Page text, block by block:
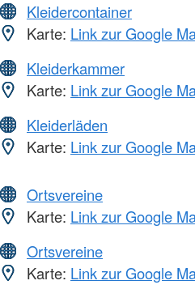
Kleidercontainer
Karte: Link zur Google
Kleiderkammer
Karte: Link zur Google
Kleiderläden
Karte: Link zur Google
Ortsvereine
Karte: Link zur Google
Ortsvereine
Karte: Link zur Google